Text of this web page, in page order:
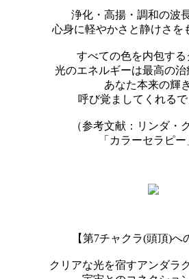
浄化・高揚・調和の波
心身に軽やかさと静けさを
すべての色を内包する
光のエネルギーは最高の治
あなた本来の輝
呼び覚ましてくれる
（参考文献：リンダ・
「カラーセラピー
【第7チャクラ(頭頂)
クリアな光を宿すアンダラ